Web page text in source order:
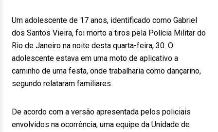
Um adolescente de 17 anos, identificado como Gabriel
dos Santos Vieira, foi morto a tiros pela Polícia Militar do
Rio de Janeiro na noite desta quarta-feira, 30. O
adolescente estava em uma moto de aplicativo a
caminho de uma festa, onde trabalharia como dançarino,
segundo relataram familiares.
De acordo com a versão apresentada pelos policiais
envolvidos na ocorrência, uma equipe da Unidade de